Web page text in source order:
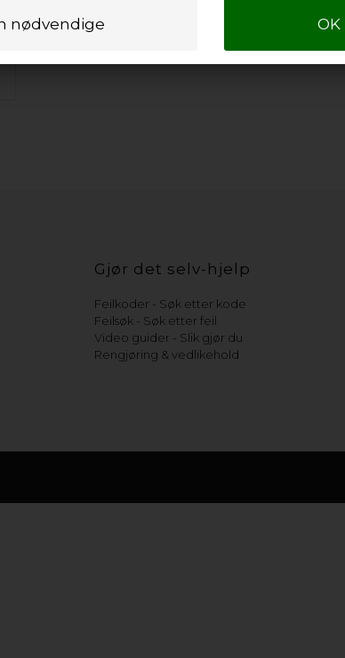
Gjør det selv-hjelp
Feilkoder - Søk etter kode
Feilsøk - Søk etter feil
Video guider - Slik gjør du
Rengjøring & vedlikehold